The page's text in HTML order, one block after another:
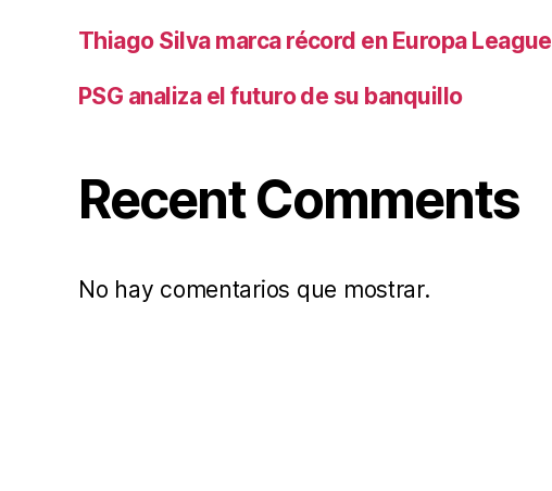
Thiago Silva marca récord en Europa League
PSG analiza el futuro de su banquillo
Recent Comments
No hay comentarios que mostrar.